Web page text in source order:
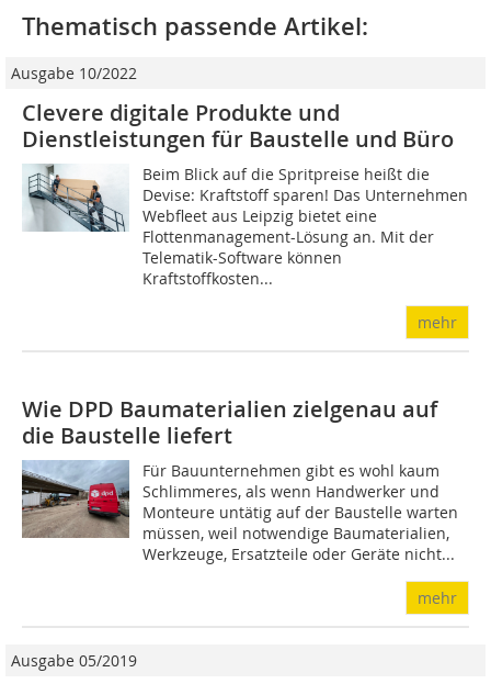
Thematisch passende Artikel:
Ausgabe 10/2022
Clevere digitale Produkte und
Dienstleistungen für Baustelle und Büro
Beim Blick auf die Spritpreise heißt die
Devise: Kraftstoff sparen! Das Unternehmen
Webfleet aus Leipzig bietet eine
Flottenmanagement-Lösung an. Mit der
Telematik-Software können
Kraftstoffkosten...
mehr
Wie DPD Baumaterialien zielgenau auf
die Baustelle liefert
Für Bauunternehmen gibt es wohl kaum
Schlimmeres, als wenn Handwerker und
Monteure untätig auf der Baustelle warten
müssen, weil notwendige Baumaterialien,
Werkzeuge, Ersatzteile oder Geräte nicht...
mehr
Ausgabe 05/2019